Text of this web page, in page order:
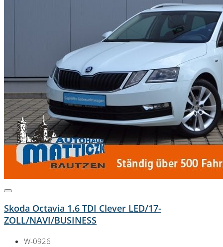
Skoda Octavia 1.6 TDI Clever LED/17-
ZOLL/NAVI/BUSINESS
W-0926